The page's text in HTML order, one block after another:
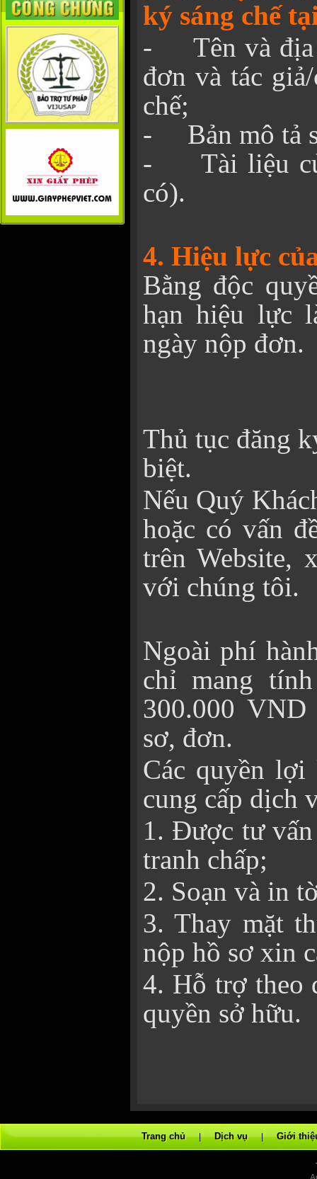
ký sáng chế
- Tên và địa
đơn và tác
chế;
- Bản mô tả
- Tài liệu
có).
4. Hiệu lực
Bằng độc
hạn hiệu lực
ngày nộp đơn.
Thủ tục đăng
biệt.
Nếu Quý
hoặc có vấn
trên Website,
với chúng tôi.
Ngoài phí
chỉ mang
300.000
sơ, đơn.
Các quyền
cung cấp dịch
1. Được tư
tranh chấp;
2. Soạn và in
3. Thay mặt
nộp hồ sơ xin
4. Hỗ trợ theo
quyền sở hữu.
Trang chủ | Dịch vụ | Giới